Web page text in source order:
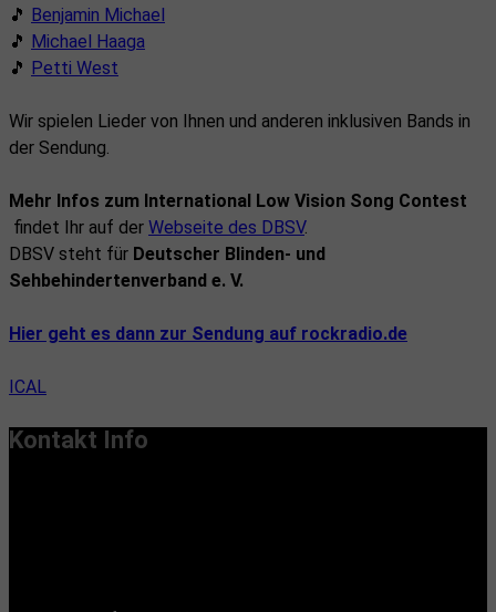
🎵 Benjamin Michael
🎵 Michael Haaga
🎵 Petti West
Wir spielen Lieder von Ihnen und anderen inklusiven Bands in
der Sendung.
Mehr Infos zum International Low Vision Song Contest
findet Ihr auf der Webseite des DBSV.
DBSV steht für Deutscher Blinden- und
Sehbehindertenverband e. V.
Hier geht es dann zur Sendung auf rockradio.de
ICAL
Kontakt Info